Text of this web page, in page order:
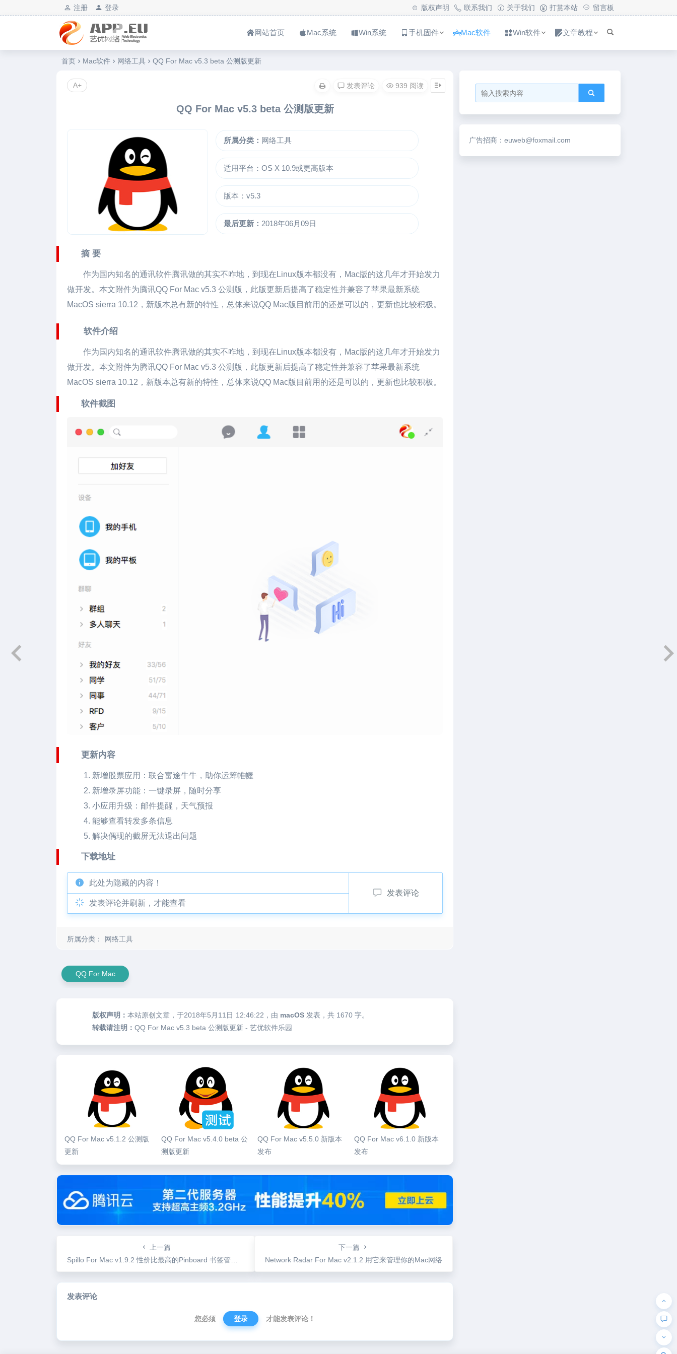
注册 登录 版权声明 联系我们 关于我们 打赏本站 留言板
艺优软件乐园
网站首页 Mac系统 Win系统 手机固件 Mac软件 Win软件 文章教程
首页 Mac软件 网络工具 QQ For Mac v5.3 beta 公测版更新
QQ For Mac v5.3 beta 公测版更新
所属分类： 网络工具
适用平台：OS X 10.9或更高版本
版本：v5.3
最后更新： 2018年06月09日
摘 要
作为国内知名的通讯软件腾讯做的其实不咋地，到现在Linux版本都没有，Mac版的这几年才开始发力
做开发。本文附件为腾讯QQ For Mac v5.3 公测版，此版更新后提高了稳定性并兼容了苹果最新系统
MacOS sierra 10.12，新版本总有新的特性，总体来说QQ Mac版目前用的还是可以的，更新也比较积极。
软件介绍
作为国内知名的通讯软件腾讯做的其实不咋地，到现在Linux版本都没有，Mac版的这几年才开始发力
做开发。本文附件为腾讯QQ For Mac v5.3 公测版，此版更新后提高了稳定性并兼容了苹果最新系统
MacOS sierra 10.12，新版本总有新的特性，总体来说QQ Mac版目前用的还是可以的，更新也比较积极。
软件截图
更新内容
新增股票应用：联合富途牛牛，助你运筹帷幄
新增录屏功能：一键录屏，随时分享
小应用升级：邮件提醒，天气预报
能够查看转发多条信息
解决偶现的截屏无法退出问题
下载地址
此处为隐藏的内容！
发表评论并刷新，才能查看
发表评论
发表评论 939 阅读
A+
所属分类： 网络工具
QQ For Mac
版权声明： 本站原创文章，于2018年5月11日 12:46:22 ，由 macOS 发表，共 1670 字。
转载请注明： QQ For Mac v5.3 beta 公测版更新 - 艺优软件乐园
QQ For Mac v5.1.2 公测版
更新
QQ For Mac v5.4.0 beta 公
测版更新
QQ For Mac v5.5.0 新版本
发布
QQ For Mac v6.1.0 新版本
发布
上一篇
Spillo For Mac v1.9.2 性价比最高的Pinboard 书签管理工具
下一篇
Network Radar For Mac v2.1.2 用它来管理你的Mac网络
发表评论
您必须 登录 才能发表评论！
广告招商：euweb@foxmail.com